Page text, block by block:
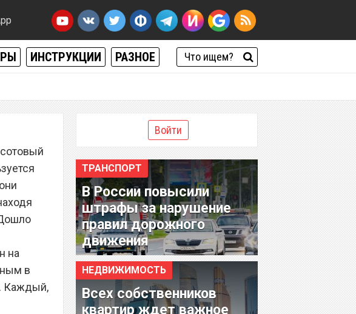
ИНСТРУКЦИИ РАЗНОЕ
на
в
Каждый,
Войти
ТРАНСПОРТ
В России повысили
штрафы за нарушение
правил дорожного
движения
НЕДВИЖИМОСТЬ
Всех собственников
квартир ждет важное